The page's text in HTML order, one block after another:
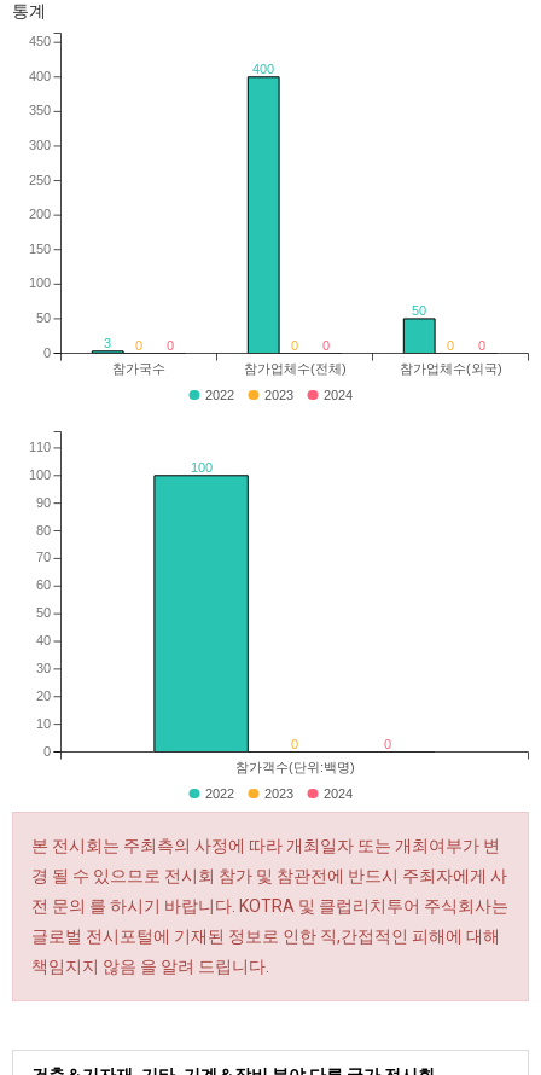
통계
3
400
50
0 0 0
0 0 0
참가국수 참가업체수(전체) 참가업체수(외국)
0
50
100
150
200
250
300
350
400
450
2022 2023 2024
100
0 0
참가객수(단위:백명)
0
10
20
30
40
50
60
70
80
90
100
110
2022 2023 2024
본 전시회는 주최측의 사정에 따라 개최일자 또는 개최여부가 변
경 될 수 있으므로 전시회 참가 및 참관전에 반드시 주최자에게 사
전 문의 를 하시기 바랍니다. KOTRA 및 클럽리치투어 주식회사는
글로벌 전시포털에 기재된 정보로 인한 직,간접적인 피해에 대해
책임지지 않음 을 알려 드립니다.